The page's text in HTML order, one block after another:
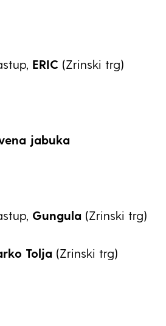
ERIC (Zrinski trg)
jabuka
Gungula (Zrinski trg)
Tolja (Zrinski trg)